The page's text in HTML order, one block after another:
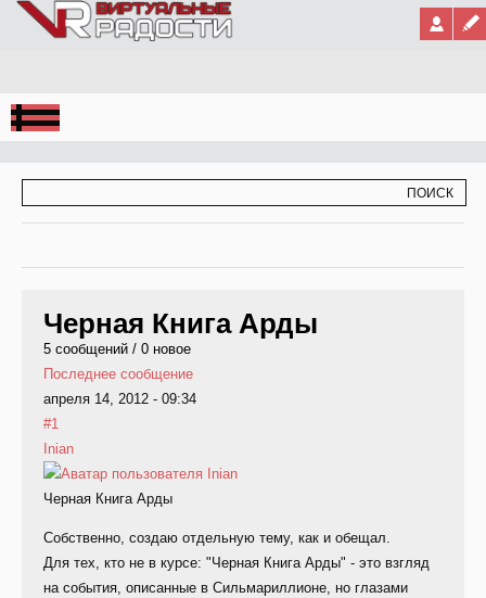
Jump to Navigation
Черная Книга Арды
5 сообщений / 0 новое
Последнее сообщение
апреля 14, 2012 - 09:34
#1
Inian
Черная Книга Арды
Собственно, создаю отдельную тему, как и обещал.
Для тех, кто не в курсе: "Черная Книга Арды" - это взгляд
на события, описанные в Сильмариллионе, но глазами